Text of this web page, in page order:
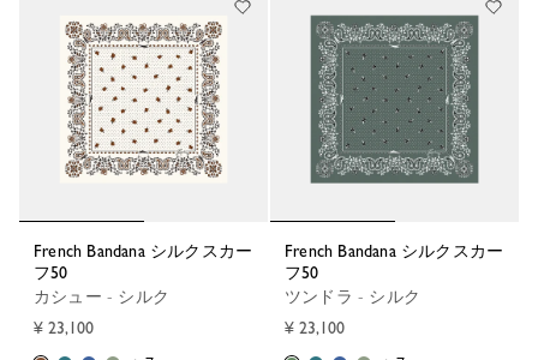
French Bandana シルクスカー
フ50
カシュー - シルク
¥ 23,100
French Bandana シルクスカー
フ50
ツンドラ - シルク
¥ 23,100